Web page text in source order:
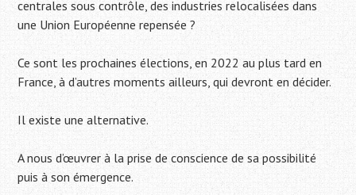
centrales sous contrôle, des industries relocalisées dans
une Union Européenne repensée ?
Ce sont les prochaines élections, en 2022 au plus tard en
France, à d’autres moments ailleurs, qui devront en décider.
Il existe une alternative.
A nous d’œuvrer à la prise de conscience de sa possibilité
puis à son émergence.